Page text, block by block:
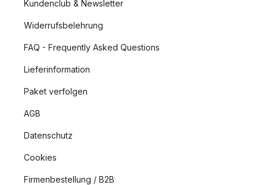
Kundenclub & Newsletter
Widerrufsbelehrung
FAQ - Frequently Asked Questions
Lieferinformation
Paket verfolgen
AGB
Datenschutz
Cookies
Firmenbestellung / B2B